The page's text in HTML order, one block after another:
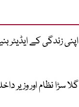
اپنی زندگی کے ایڈیٹر
گلا سڑا نظام اور وزیر